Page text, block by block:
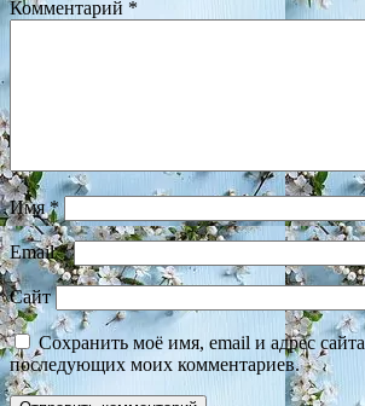
Комментарий *
Имя*
Email*
Сайт
Сохранить моё имя, email и адрес
последующих моих комментариев.